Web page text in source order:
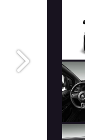
Próximo